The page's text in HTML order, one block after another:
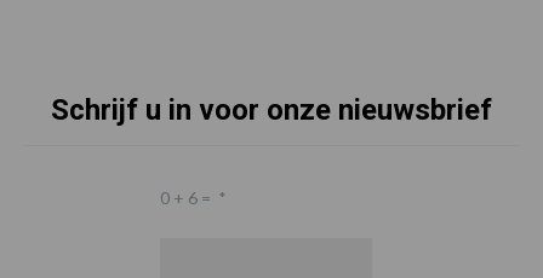
Schrijf u in voor onze nieuwsbrief
0 + 6 = *